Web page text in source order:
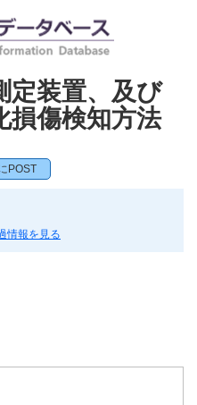
定装置、及び
損傷検知方法
POST
情報を見る